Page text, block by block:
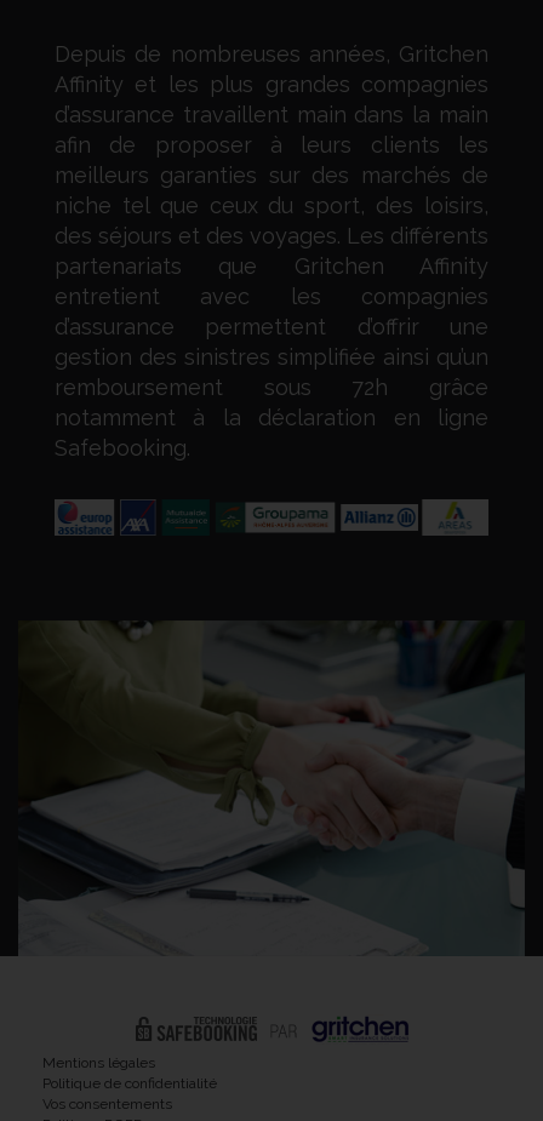
Depuis de nombreuses années, Gritchen
Affinity et les plus grandes compagnies
d’assurance travaillent main dans la main
afin de proposer à leurs clients les
meilleurs garanties sur des marchés de
niche tel que ceux du sport, des loisirs,
des séjours et des voyages. Les différents
partenariats que Gritchen Affinity
entretient avec les compagnies
d’assurance permettent d’offrir une
gestion des sinistres simplifiée ainsi qu’un
remboursement sous 72h grâce
notamment à la déclaration en ligne
Safebooking.
Mentions légales
Politique de confidentialité
Vos consentements